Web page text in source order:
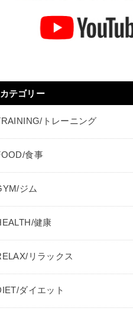
カテゴリー
トレーニング
食事
ジム
健康
リラックス
ダイエット